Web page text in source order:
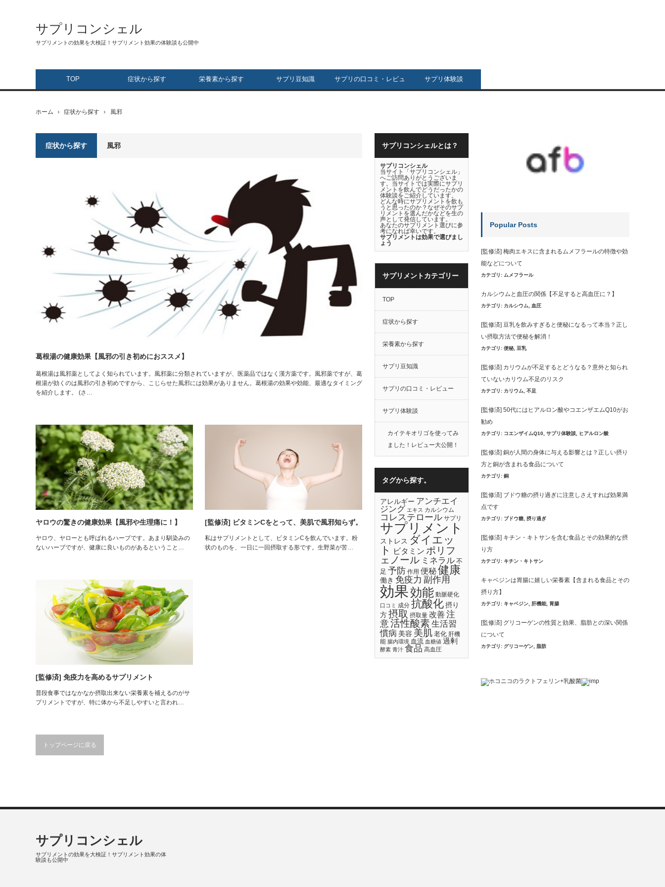
サプリコンシェル
サプリメントの効果を大検証！サプリメント効果の体験談も公開中
TOP 症状から探す 栄養素から探す サプリ豆知識 サプリの口コミ・レビュ サプリ体験談
ホーム 症状から探す 風邪
症状から探す 風邪
葛根湯の健康効果【風邪の引き初めにおススメ】
葛根湯は風邪薬としてよく知られています。風邪薬に分類されていますが、医薬品ではなく漢方薬です。風邪薬ですが、葛
根湯が効くのは風邪の引き初めですから、こじらせた風邪には効果がありません。葛根湯の効果や効能、最適なタイミング
を紹介します。 (さ…
ヤロウの驚きの健康効果【風邪や生理痛に！】
ヤロウ、ヤローとも呼ばれるハーブです。あまり馴染みの
ないハーブですが、健康に良いものがあるということ…
[監修済] ビタミンCをとって、美肌で風邪知らず。
私はサプリメントとして、ビタミンCを飲んでいます。粉
状のものを、一日に一回摂取する形です。生野菜が苦…
[監修済] 免疫力を高めるサプリメント
普段食事ではなかなか摂取出来ない栄養素を補えるのがサ
プリメントですが、特に体から不足しやすいと言われ…
トップページに戻る
サプリコンシェルとは？
サプリコンシェル
当サイト「サプリコンシェル」
へご訪問ありがとうございま
す。当サイトでは実際にサプリ
メントを飲んでどうだったかの
体験談をご紹介しています。
どんな時にサプリメントを飲も
うと思ったのか？なぜそのサプ
リメントを選んだかなどを生の
声として発信しています。
あなたのサプリメント選びに参
考になれば幸いです。
サプリメントは効果で選びまし
ょう
サプリメントカテゴリー
TOP
症状から探す
栄養素から探す
サプリ豆知識
サプリの口コミ・レビュー
サプリ体験談
カイテキオリゴを使ってみ
ました！レビュー大公開！
タグから探す。
アレルギー アンチエイ
ジング エキス カルシウム
コレステロール サプリ
サプリメント
ストレス ダイエッ
ト
ビタミン ポリフ
ェノール ミネラル 不
足 予防 作用 便秘健康
働き 免疫力 副作用
効果効能 動脈硬化
口コミ 成分 抗酸化 摂り
方 摂取 摂取量 改善注
意活性酸素生活習
慣病 美容 美肌 老化 肝機
能 腸内環境 血流 血糖値 過剰
酵素 青汁 食品 高血圧
Popular Posts
[監修済] 梅肉エキスに含まれるムメフラールの特徴や効
能などについて
カテゴリ: ムメフラール
カルシウムと血圧の関係【不足すると高血圧に？】
カテゴリ: カルシウム 血圧
[監修済] 豆乳を飲みすぎると便秘になるって本当？正し
い摂取方法で便秘を解消！
カテゴリ: 便秘, 豆乳
[監修済] カリウムが不足するとどうなる？意外と知られ
ていないカリウム不足のリスク
カテゴリ: カリウム 不足
[監修済] 50代にはヒアルロン酸やコエンザエムQ10がお
勧め
カテゴリ: コエンザイムQ10 サプリ体験談 ヒアルロン酸
[監修済] 銅が人間の身体に与える影響とは？正しい摂り
方と銅が含まれる食品について
カテゴリ: 銅
[監修済] ブドウ糖の摂り過ぎに注意しさえすれば効果満
点です
カテゴリ: ブドウ糖 摂り過ぎ
[監修済] キチン・キトサンを含む食品とその効果的な摂
り方
カテゴリ: キチン・キトサン
キャベジンは胃腸に嬉しい栄養素【含まれる食品とその
摂り方】
カテゴリ: キャベジン 肝機能 胃腸
[監修済] グリコーゲンの性質と効果、脂肪との深い関係
について
カテゴリ: グリコーゲン 脂肪
サプリコンシェル
サプリメントの効果を大検証！サプリメント効果の体
験談も公開中